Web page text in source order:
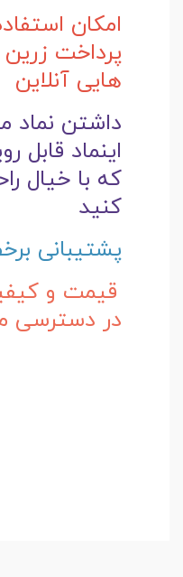
امکان
پرداخت زرین
هایی آنلاین
داشتن نماد
اینماد
که با خیال
کنید
پشتیبانی
قیمت و
در دسترسی